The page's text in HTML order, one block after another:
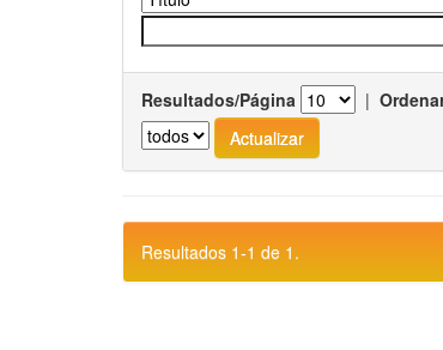
Resultados/Página |
Resultados 1-1 de 1.